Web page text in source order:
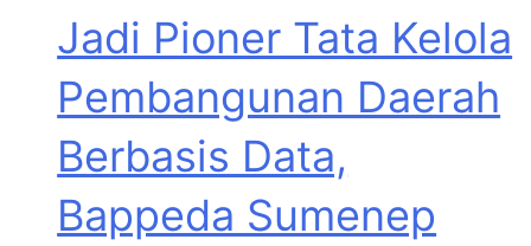
Jadi Pioner Tata Kelola
Pembangunan Daerah
Berbasis Data,
Bappeda Sumenep